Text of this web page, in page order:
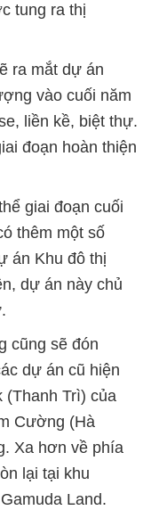
tung ra thị
ra mắt dự án
vào cuối năm
liền kề, biệt thự.
đoạn hoàn thiện
giai đoạn cuối
thêm một số
án Khu đô thị
dự án này chủ
cũng sẽ đón
dự án cũ hiện
(Thanh Trì) của
Cường (Hà
Xa hơn về phía
lại tại khu
Land.